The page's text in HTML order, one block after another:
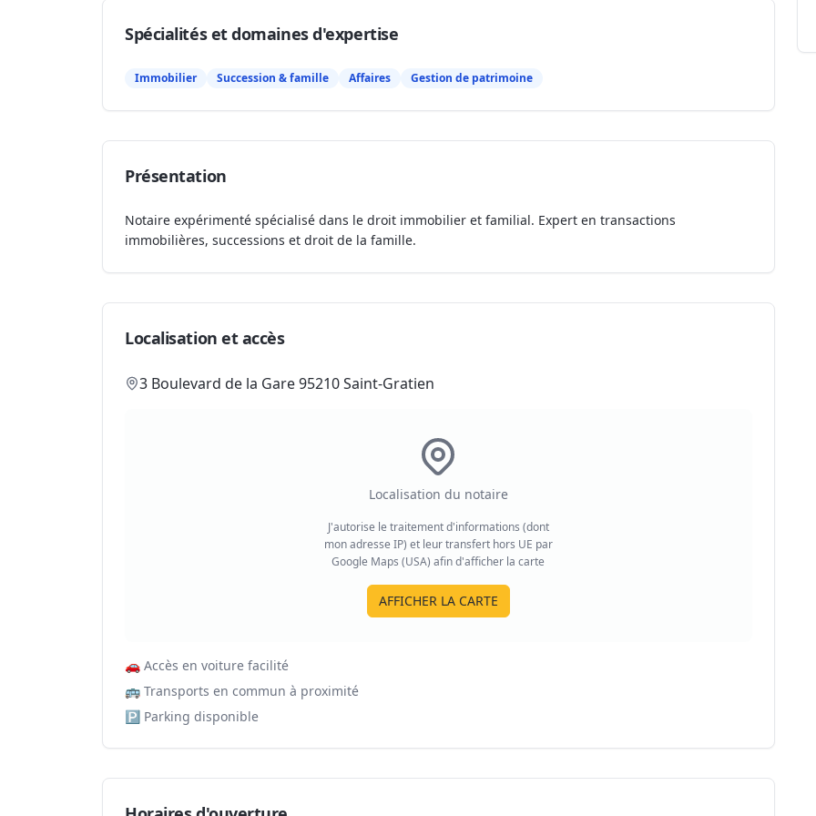
Spécialités et domaines d'expertise
Immobilier Succession & famille Affaires Gestion de patrimoine
Présentation
Notaire expérimenté spécialisé dans le droit immobilier et familial. Expert en transactions
immobilières, successions et droit de la famille.
Localisation et accès
3 Boulevard de la Gare 95210 Saint-Gratien
Localisation du notaire
J'autorise le traitement d'informations (dont
mon adresse IP) et leur transfert hors UE par
Google Maps (USA) afin d'afficher la carte
AFFICHER LA CARTE
🚗 Accès en voiture facilité
🚌 Transports en commun à proximité
🅿️ Parking disponible